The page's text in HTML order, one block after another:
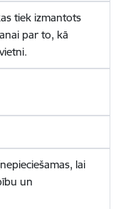
tiek izmantots
par to, kā
lai
un